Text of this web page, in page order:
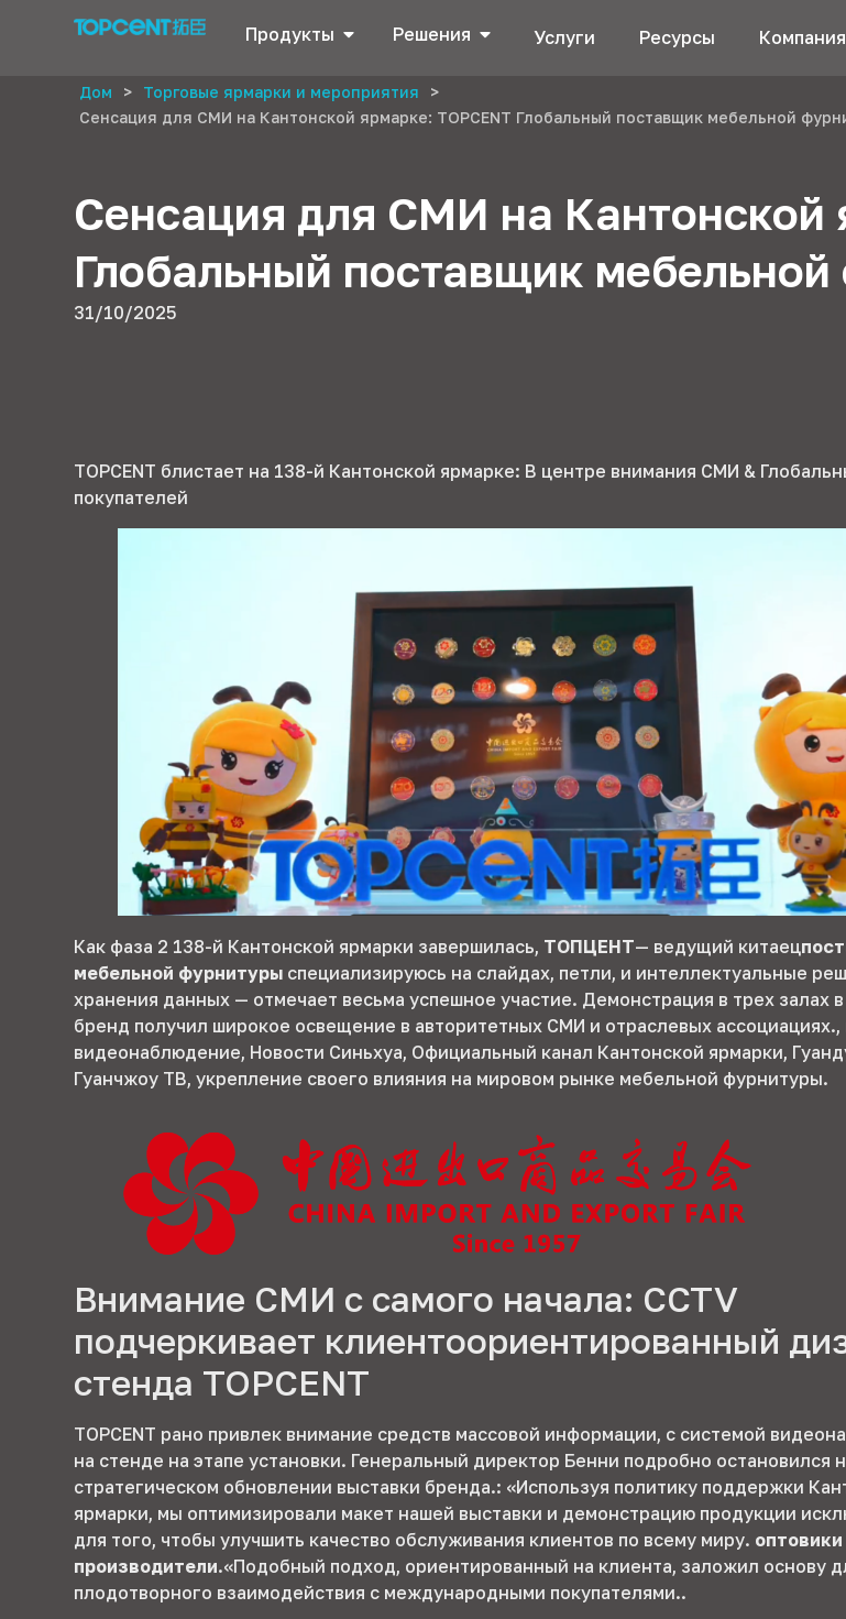
Продукты Решения Услуги Ресурсы Компания
Дом > Торговые ярмарки и мероприятия
>
Сенсация для СМИ на Кантонской ярмарке: TOPCENT Глобальный поставщик мебельной
Сенсация для СМИ на Кантонской
Глобальный поставщик
31/10/2025
TOPCENT блистает на 138-й Кантонской ярмарке: В центре внимания СМИ &
покупателей
Как фаза 2 138-й Кантонской ярмарки завершилась, ТОПЦЕНТ— ведущий китаец
мебельной фурнитуры специализируюсь на слайдах, петли, и интеллектуальные
хранения данных — отмечает весьма успешное участие. Демонстрация в трех залах в
бренд получил широкое освещение в авторитетных СМИ и отраслевых ассоциациях.,
видеонаблюдение, Новости Синьхуа, Официальный канал Кантонской ярмарки,
Гуанчжоу ТВ, укрепление своего влияния на мировом рынке мебельной фурнитуры.
Внимание СМИ с самого начала: CCTV
подчеркивает клиентоориентированный
стенда TOPCENT
TOPCENT рано привлек внимание средств массовой информации, с системой
на стенде на этапе установки. Генеральный директор Бенни подробно остановился
стратегическом обновлении выставки бренда.: «Используя политику поддержки
ярмарки, мы оптимизировали макет нашей выставки и демонстрацию продукции
для того, чтобы улучшить качество обслуживания клиентов по всему миру.
производители.«Подобный подход, ориентированный на клиента, заложил основу
плодотворного взаимодействия с международными покупателями..